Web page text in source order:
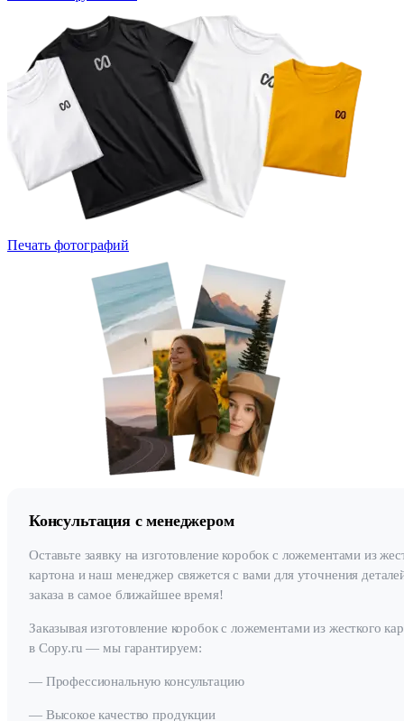
Печать фотографий
Консультация с менеджером
Оставьте заявку на изготовление коробок с ложементами из
картона и наш менеджер свяжется с вами для уточнения
заказа в самое ближайшее время!
Заказывая изготовление коробок с ложементами из жесткого
в Copy.ru — мы гарантируем:
— Профессиональную консультацию
— Высокое качество продукции